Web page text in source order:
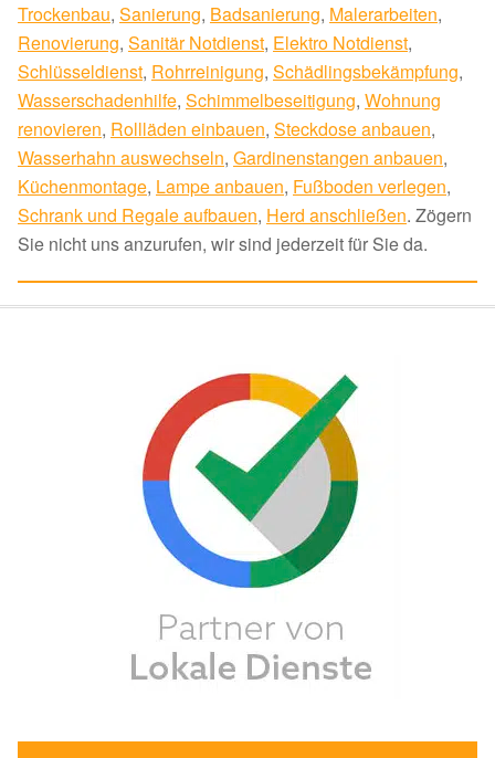
Trockenbau, Sanierung, Badsanierung, Malerarbeiten,
Renovierung, Sanitär Notdienst, Elektro Notdienst,
Schlüsseldienst, Rohrreinigung, Schädlingsbekämpfung,
Wasserschadenhilfe, Schimmelbeseitigung, Wohnung
renovieren, Rollläden einbauen, Steckdose anbauen,
Wasserhahn auswechseln, Gardinenstangen anbauen,
Küchenmontage, Lampe anbauen, Fußboden verlegen,
Schrank und Regale aufbauen, Herd anschließen. Zögern
Sie nicht uns anzurufen, wir sind jederzeit für Sie da.